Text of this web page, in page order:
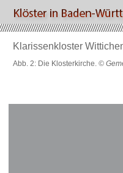
Klarissenkloster
Abb. 2: Die Klosterkirche. ©